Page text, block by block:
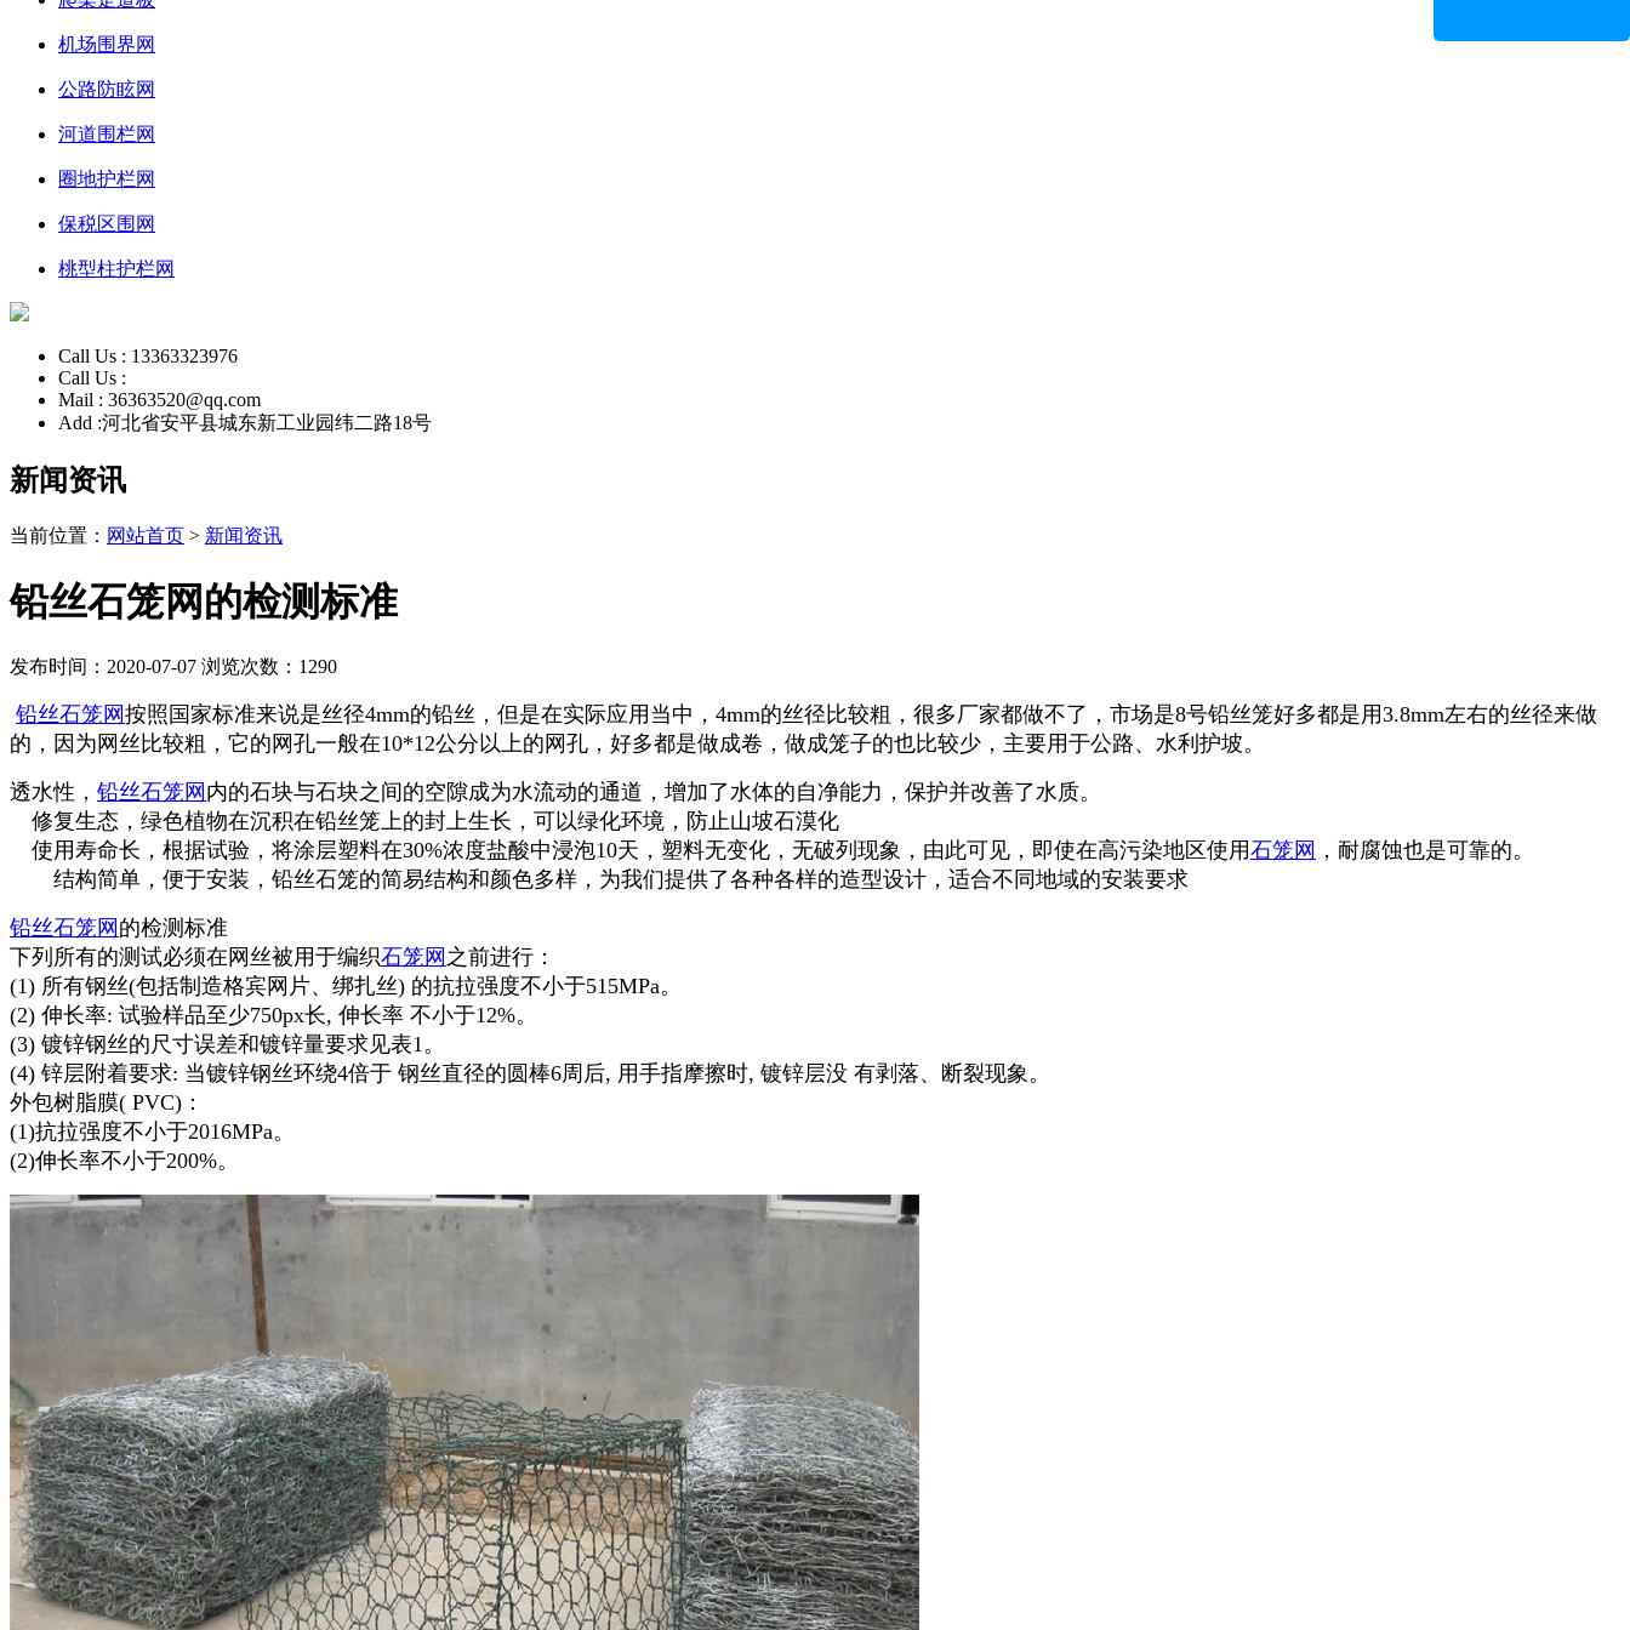
机场围界网
公路防眩网
河道围栏网
圈地护栏网
保税区围网
桃型柱护栏网
Call Us : 13363323976
Call Us :
Mail : 36363520@qq.com
Add :河北省安平县城东新工业园纬二路18号
新闻资讯
当前位置： 网站首页 > 新闻资讯
铅丝石笼网的检测标准
发布时间：2020-07-07 浏览次数： 1290
铅丝石笼网 按照国家标准来说是丝径4mm的铅丝，但是在实际应用当中，4mm的丝径比较粗，很多厂家都做不了，市场是8号铅丝笼好多都是用3.8mm左右的丝径来做
的，因为网丝比较粗，它的网孔一般在10*12公分以上的网孔，好多都是做成卷，做成笼子的也比较少，主要用于公路、水利护坡。
透水性， 铅丝石笼网 内的石块与石块之间的空隙成为水流动的通道，增加了水体的自净能力，保护并改善了水质。
修复生态，绿色植物在沉积在铅丝笼上的封上生长，可以绿化环境，防止山坡石漠化
使用寿命长，根据试验，将涂层塑料在30%浓度盐酸中浸泡10天，塑料无变化，无破列现象，由此可见，即使在高污染地区使用石笼网 ，耐腐蚀也是可靠的。
结构简单，便于安装，铅丝石笼的简易结构和颜色多样，为我们提供了各种各样的造型设计，适合不同地域的安装要求
铅丝石笼网 的检测标准
下列所有的测试必须在网丝被用于编织石笼网 之前进行：
(1) 所有钢丝(包括制造格宾网片、绑扎丝) 的抗拉强度不小于515MPa。
(2) 伸长率: 试验样品至少750px长, 伸长率 不小于12%。
(3) 镀锌钢丝的尺寸误差和镀锌量要求见表1。
(4) 锌层附着要求: 当镀锌钢丝环绕4倍于 钢丝直径的圆棒6周后, 用手指摩擦时, 镀锌层没 有剥落、断裂现象。
外包树脂膜( PVC)：
(1)抗拉强度不小于2016MPa。
(2)伸长率不小于200%。